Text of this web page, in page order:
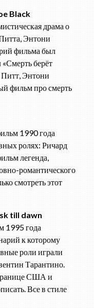
Black
драма о
Энтони
фильма был
берёт
Питт, Энтони
фильм про смерть
1990 года
ролях: Ричард
легенда,
романтического
смотреть этот
till dawn
1995 года
к которому
роли играли
Тарантино.
США и
Все в стиле